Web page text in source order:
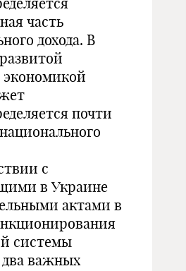
часть
дохода. В
почти
с
в Украине
актами в
системы
важных